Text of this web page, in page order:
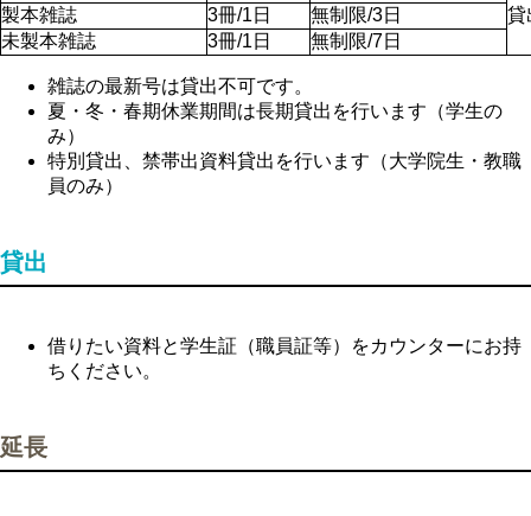
貸
製本雑誌 3冊/1日
無制限/3日
未製本雑誌
3冊/1日 無制限/7日
雑誌の最新号は貸出不可です。
夏・冬・春期休業期間は長期貸出を行います（学生の
み）
特別貸出、禁帯出資料貸出を行います（大学院生・教職
員のみ）
貸出
借りたい資料と学生証（職員証等）をカウンターにお持
ちください。
延長